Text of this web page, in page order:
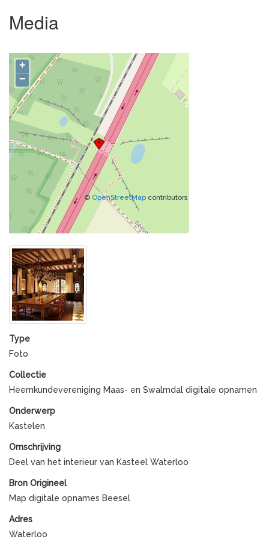
Media
+
−
© OpenStreetMap contributors
Type
Foto
Collectie
Heemkundevereniging Maas- en Swalmdal digitale opnamen
Onderwerp
Kastelen
Omschrijving
Deel van het interieur van Kasteel Waterloo
Bron Origineel
Map digitale opnames Beesel
Adres
Waterloo